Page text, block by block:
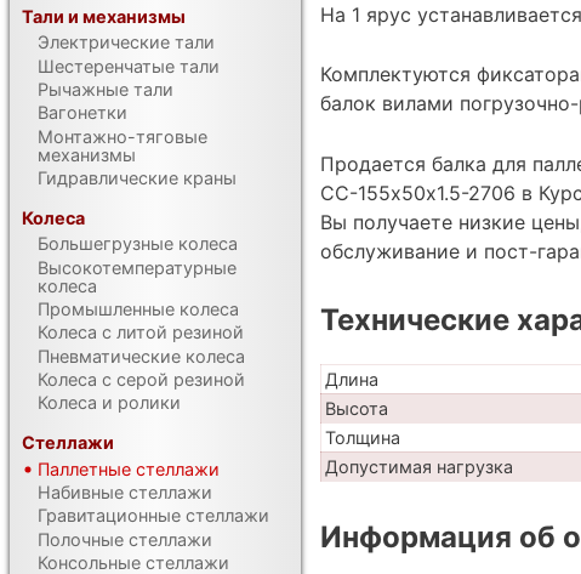
На 1 ярус
Комплектуются
балок вилами
Продается балка для
СС-155х50х1.5-2706 в
Вы получаете низкие
обслуживание и пост-
Технические
Длина
Высота
Толщина
Допустимая нагрузка
Информация об
Тали и механизмы
Электрические тали
Шестеренчатые тали
Рычажные тали
Вагонетки
Монтажно-тяговые
механизмы
Гидравлические краны
Колеса
Большегрузные колеса
Высокотемпературные
колеса
Промышленные колеса
Колеса с литой резиной
Пневматические колеса
Колеса с серой резиной
Колеса и ролики
Стеллажи
Паллетные стеллажи
Набивные стеллажи
Гравитационные стеллажи
Полочные стеллажи
Консольные стеллажи